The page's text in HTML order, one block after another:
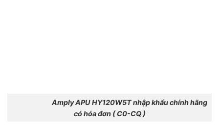
Amply APU HY120W5T nhập khẩu chính hãng
có hóa đơn ( C0-CQ )